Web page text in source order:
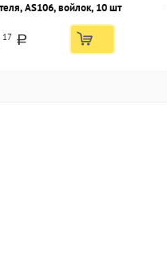
AS106, войлок, 10 шт
17 a